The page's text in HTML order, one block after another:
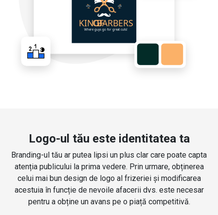
Logo-ul tău este identitatea ta
Branding-ul tău ar putea lipsi un plus clar care poate capta
atenția publicului la prima vedere. Prin urmare, obținerea
celui mai bun design de logo al frizeriei și modificarea
acestuia în funcție de nevoile afacerii dvs. este necesar
pentru a obține un avans pe o piață competitivă.